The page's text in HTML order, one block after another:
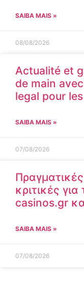
SAIBA MAIS »
08/08/2026
Actualité et
de main
legal pour
SAIBA MAIS »
07/08/2026
Πραγματικές
κριτικές
casinos.gr
SAIBA MAIS »
07/08/2026